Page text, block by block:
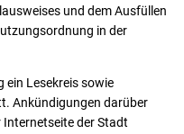
und dem Ausfüllen
in der
ein Lesekreis sowie
Ankündigungen darüber
Internetseite der Stadt